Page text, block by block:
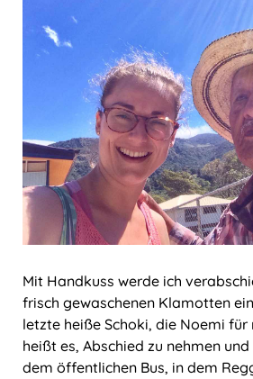
Mit Handkuss werde ich
frisch gewaschenen Klamotten
letzte heiße Schoki, die Noemi für
heißt es, Abschied zu nehmen
dem öffentlichen Bus, in dem